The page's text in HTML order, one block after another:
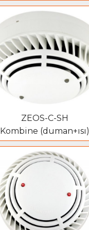
ZEOS-C-SH
Kombine (duman+ısı)